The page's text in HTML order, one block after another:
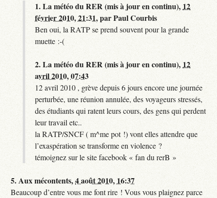
1.La météo du RER (mis à jour en continu), 12
février 2010, 21:31,parPaul Courbis
Ben oui, la RATP se prend souvent pour la grande
muette :-(
2.La météo du RER (mis à jour en continu), 12
avril 2010, 07:43
12 avril 2010 , grève depuis 6 jours encore une journée
perturbée, une réunion annulée, des voyageurs stressés,
des étudiants qui ratent leurs cours, des gens qui perdent
leur travail etc..
la RATP/SNCF ( m^me pot !) vont elles attendre que
l’exaspération se transforme en violence ?
témoignez sur le site facebook « fan du rerB »
5.Aux mécontents,4 août 2010, 16:37
Beaucoup d’entre vous me font rire ! Vous vous plaignez parce